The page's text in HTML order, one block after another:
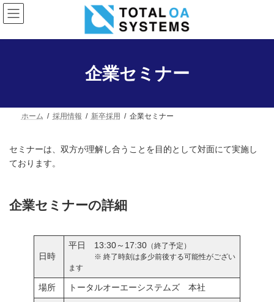
コ
ン
テ
ン
ナ
ビ
ゲ
ー
企業セミナー
ホーム 採用情報 新卒採用 企業セミナー
セミナーは、双方が理解し合うことを目的として対面にて実施し
ております。
企業セミナーの詳細
日時
平日 13:30～17:30 （終了予定）
※ 終了時刻は多少前後する可能性がござい
ます
場所 トータルオーエーシステムズ 本社